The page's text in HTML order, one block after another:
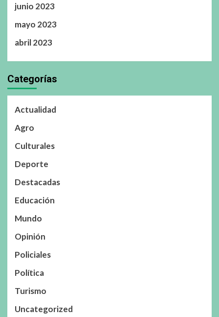
junio 2023
mayo 2023
abril 2023
Categorías
Actualidad
Agro
Culturales
Deporte
Destacadas
Educación
Mundo
Opinión
Policiales
Política
Turismo
Uncategorized